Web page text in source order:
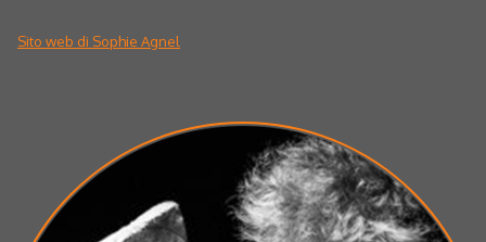
Sito web di Sophie Agnel